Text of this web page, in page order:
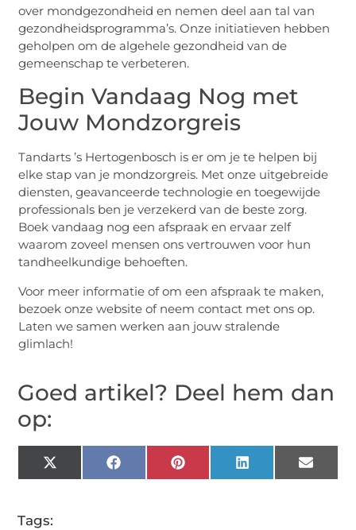
over mondgezondheid en nemen deel aan tal van
gezondheidsprogramma’s. Onze initiatieven hebben
geholpen om de algehele gezondheid van de
gemeenschap te verbeteren.
Begin Vandaag Nog met
Jouw Mondzorgreis
Tandarts ’s Hertogenbosch is er om je te helpen bij
elke stap van je mondzorgreis. Met onze uitgebreide
diensten, geavanceerde technologie en toegewijde
professionals ben je verzekerd van de beste zorg.
Boek vandaag nog een afspraak en ervaar zelf
waarom zoveel mensen ons vertrouwen voor hun
tandheelkundige behoeften.
Voor meer informatie of om een afspraak te maken,
bezoek onze website of neem contact met ons op.
Laten we samen werken aan jouw stralende
glimlach!
Goed artikel? Deel hem dan
op:
X
(Twitter)
FacebookPinterestLinkedIn Email
Tags: